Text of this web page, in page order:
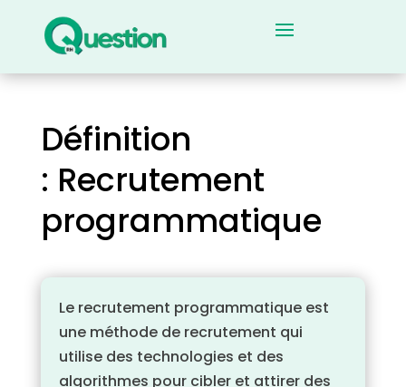
Définition
: Recrutement
programmatique
Le recrutement programmatique est
une méthode de recrutement qui
utilise des technologies et des
algorithmes pour cibler et attirer des